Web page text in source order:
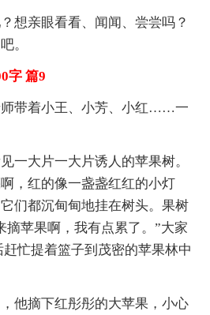
想亲眼看看、闻闻、尝尝吗？
。
字 篇9
师带着小王、小芳、小红……一
一大片一大片诱人的苹果树。
，红的像一盏盏红红的小灯
们都沉甸甸地挂在树头。果树
摘苹果啊，我有点累了。”大家
忙提着篮子到茂密的苹果林中
他摘下红彤彤的大苹果，小心